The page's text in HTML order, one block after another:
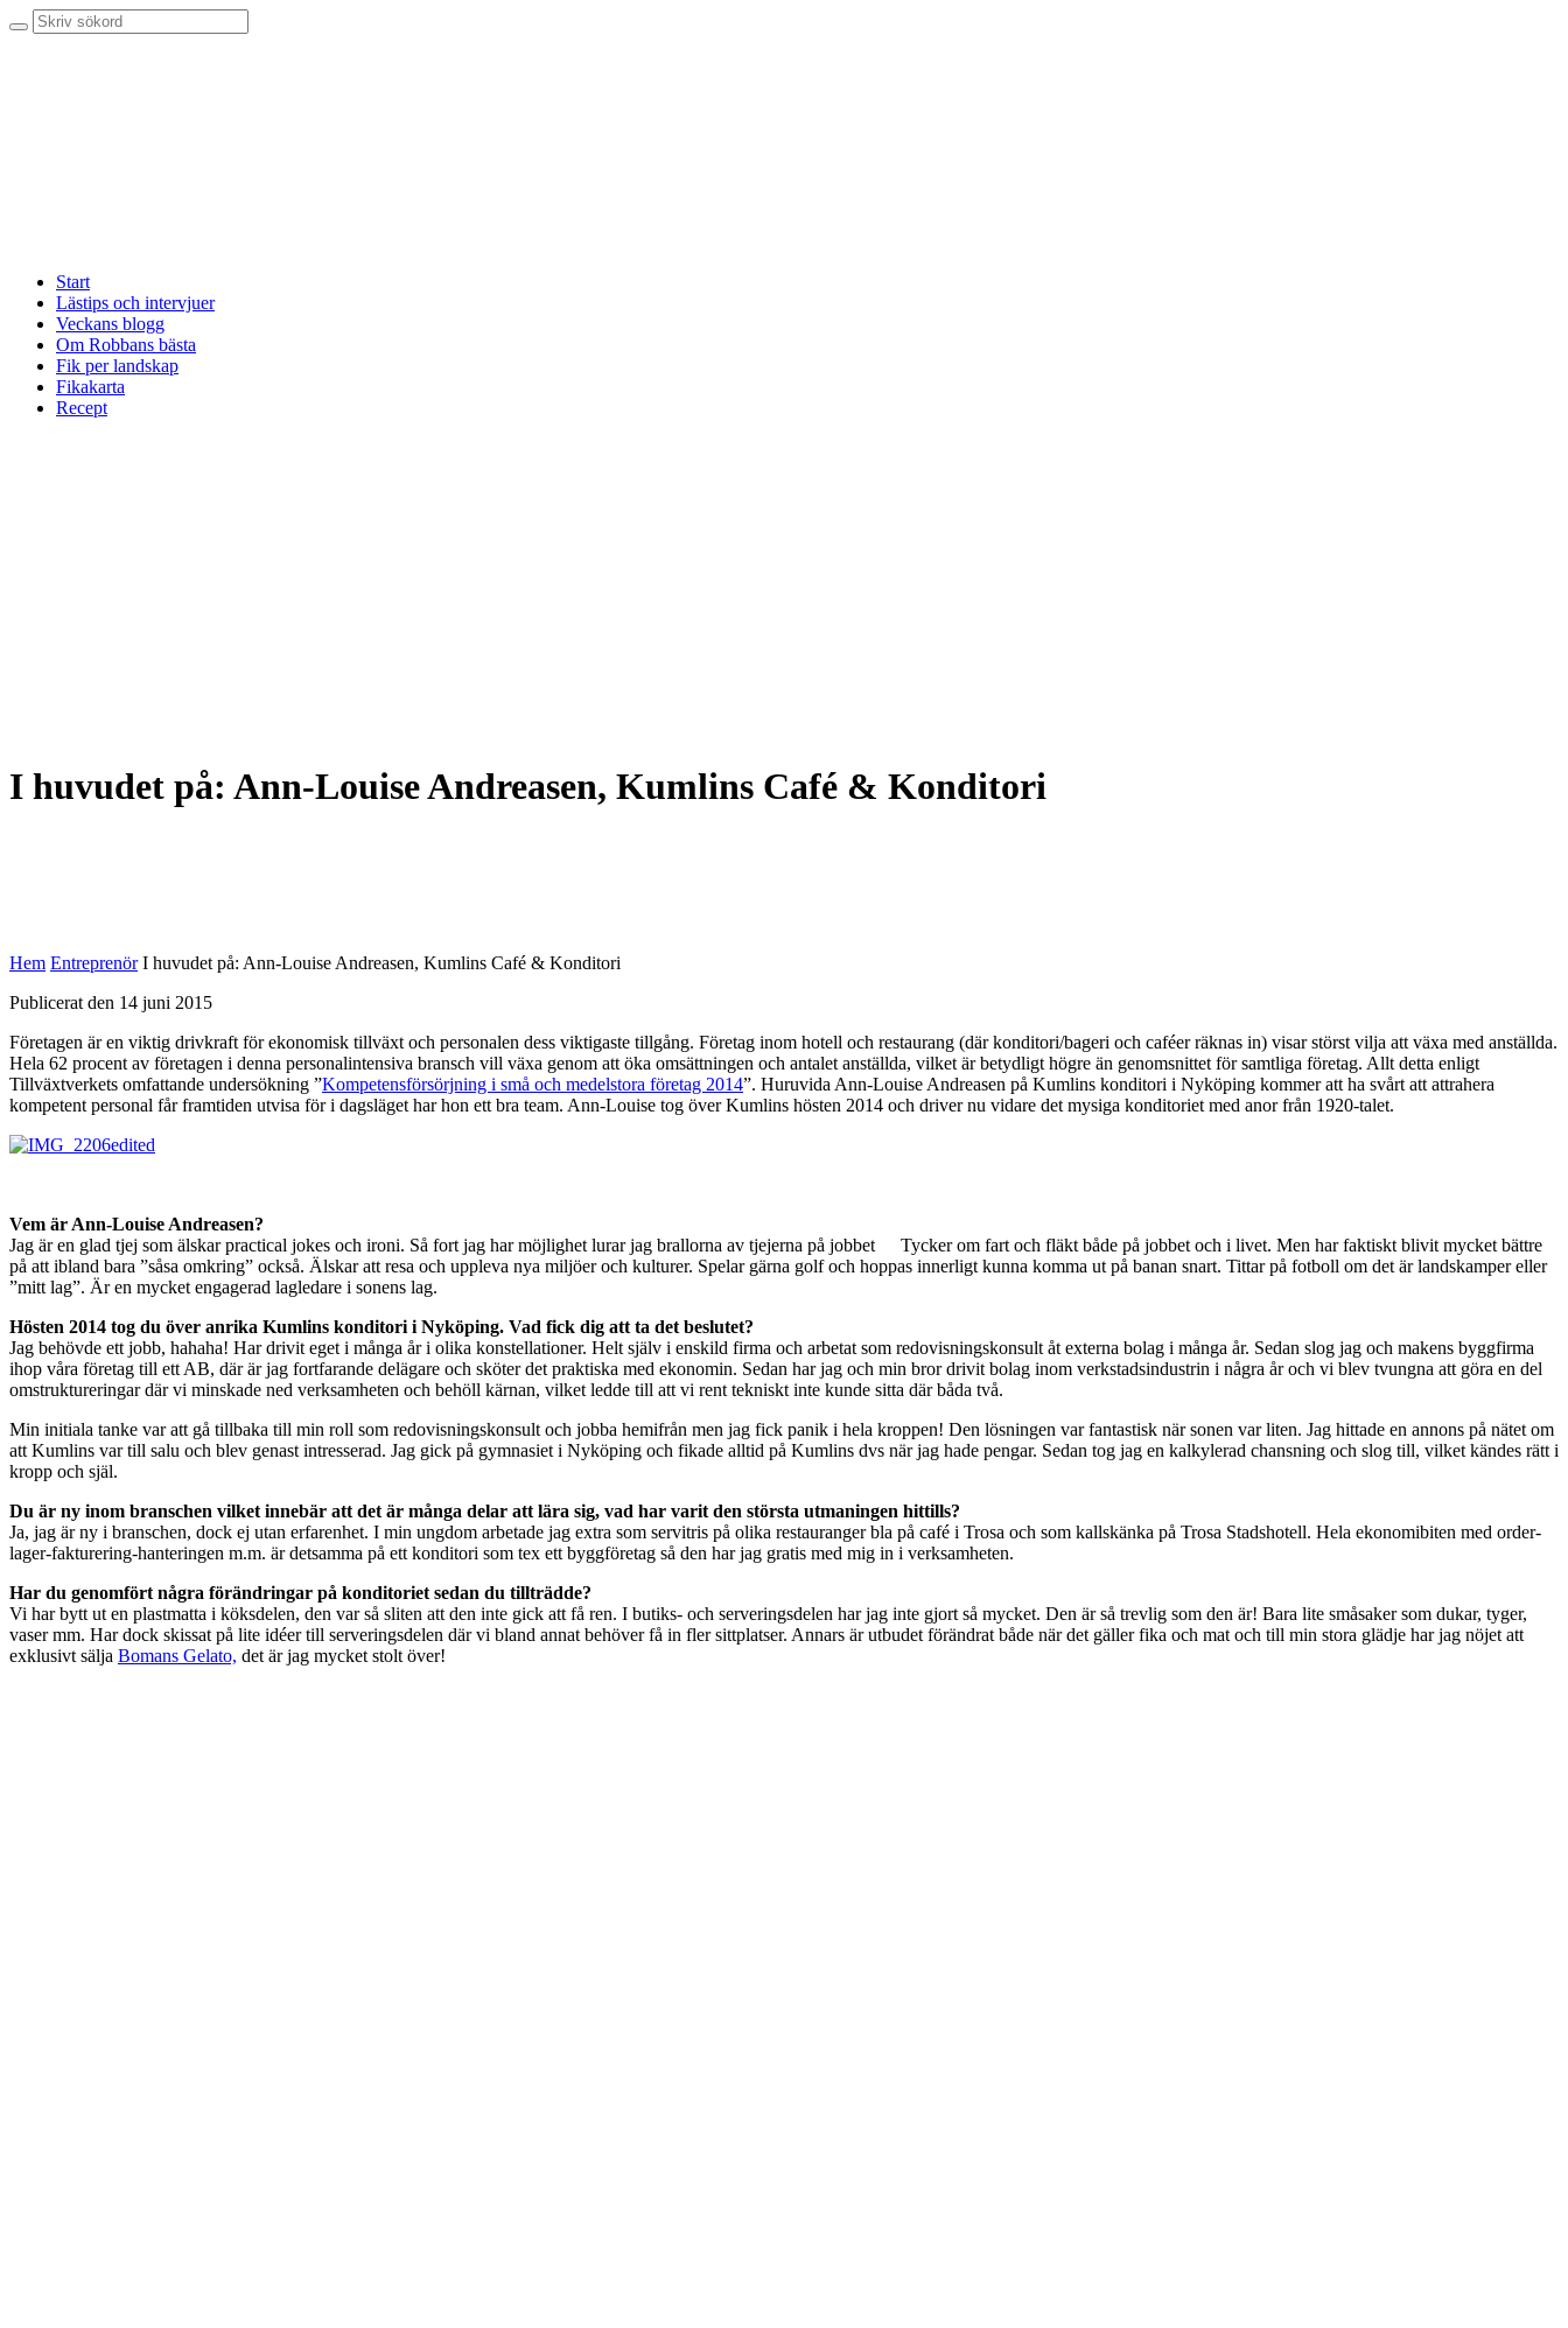
Start
Lästips och intervjuer
Veckans blogg
Om Robbans bästa
Fik per landskap
Fikakarta
Recept
I huvudet på: Ann-Louise Andreasen, Kumlins Café & Konditori
Hem Entreprenör I huvudet på: Ann-Louise Andreasen, Kumlins Café & Konditori
Publicerat den 14 juni 2015
Företagen är en viktig drivkraft för ekonomisk tillväxt och personalen dess viktigaste tillgång. Företag inom hotell och restaurang (där konditori/bageri och caféer räknas in) visar störst vilja att växa med anställda.
Hela 62 procent av företagen i denna personalintensiva bransch vill växa genom att öka omsättningen och antalet anställda, vilket är betydligt högre än genomsnittet för samtliga företag. Allt detta enligt
Tillväxtverkets omfattande undersökning ”Kompetensförsörjning i små och medelstora företag 2014”. Huruvida Ann-Louise Andreasen på Kumlins konditori i Nyköping kommer att ha svårt att attrahera
kompetent personal får framtiden utvisa för i dagsläget har hon ett bra team. Ann-Louise tog över Kumlins hösten 2014 och driver nu vidare det mysiga konditoriet med anor från 1920-talet.
Vem är Ann-Louise Andreasen?
Jag är en glad tjej som älskar practical jokes och ironi. Så fort jag har möjlighet lurar jag brallorna av tjejerna på jobbet
Tycker om fart och fläkt både på jobbet och i livet. Men har faktiskt blivit mycket bättre
på att ibland bara ”såsa omkring” också. Älskar att resa och uppleva nya miljöer och kulturer. Spelar gärna golf och hoppas innerligt kunna komma ut på banan snart. Tittar på fotboll om det är landskamper eller
”mitt lag”. Är en mycket engagerad lagledare i sonens lag.
Hösten 2014 tog du över anrika Kumlins konditori i Nyköping. Vad fick dig att ta det beslutet?
Jag behövde ett jobb, hahaha! Har drivit eget i många år i olika konstellationer. Helt själv i enskild firma och arbetat som redovisningskonsult åt externa bolag i många år. Sedan slog jag och makens byggfirma
ihop våra företag till ett AB, där är jag fortfarande delägare och sköter det praktiska med ekonomin. Sedan har jag och min bror drivit bolag inom verkstadsindustrin i några år och vi blev tvungna att göra en del
omstruktureringar där vi minskade ned verksamheten och behöll kärnan, vilket ledde till att vi rent tekniskt inte kunde sitta där båda två.
Min initiala tanke var att gå tillbaka till min roll som redovisningskonsult och jobba hemifrån men jag fick panik i hela kroppen! Den lösningen var fantastisk när sonen var liten. Jag hittade en annons på nätet om
att Kumlins var till salu och blev genast intresserad. Jag gick på gymnasiet i Nyköping och fikade alltid på Kumlins dvs när jag hade pengar. Sedan tog jag en kalkylerad chansning och slog till, vilket kändes rätt i
kropp och själ.
Du är ny inom branschen vilket innebär att det är många delar att lära sig, vad har varit den största utmaningen hittills?
Ja, jag är ny i branschen, dock ej utan erfarenhet. I min ungdom arbetade jag extra som servitris på olika restauranger bla på café i Trosa och som kallskänka på Trosa Stadshotell. Hela ekonomibiten med order-
lager-fakturering-hanteringen m.m. är detsamma på ett konditori som tex ett byggföretag så den har jag gratis med mig in i verksamheten.
Har du genomfört några förändringar på konditoriet sedan du tillträdde?
Vi har bytt ut en plastmatta i köksdelen, den var så sliten att den inte gick att få ren. I butiks- och serveringsdelen har jag inte gjort så mycket. Den är så trevlig som den är! Bara lite småsaker som dukar, tyger,
vaser mm. Har dock skissat på lite idéer till serveringsdelen där vi bland annat behöver få in fler sittplatser. Annars är utbudet förändrat både när det gäller fika och mat och till min stora glädje har jag nöjet att
exklusivt sälja Bomans Gelato, det är jag mycket stolt över!